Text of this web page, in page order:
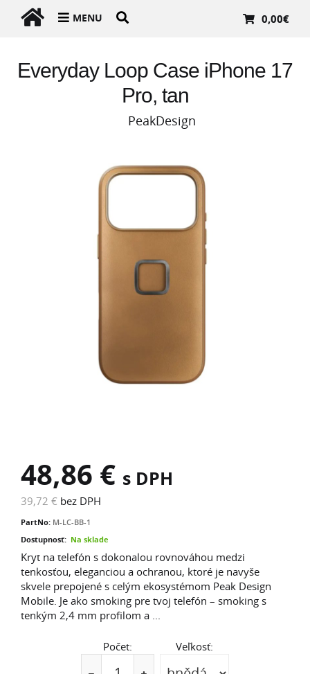
MENU 0,00€
Everyday Loop Case iPhone 17
Pro, tan
PeakDesign
48,86 € s DPH
39,72 € bez DPH
PartNo: M-LC-BB-1
Dostupnosť: Na sklade
Kryt na telefón s dokonalou rovnováhou medzi
tenkosťou, eleganciou a ochranou, ktoré je navyše
skvele prepojené s celým ekosystémom Peak Design
Mobile. Je ako smoking pre tvoj telefón – smoking s
tenkým 2,4 mm profilom a ...
Počet: Veľkosť: